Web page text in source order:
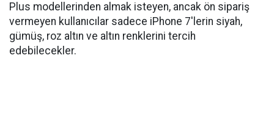
Plus modellerinden almak isteyen, ancak ön sipariş
vermeyen kullanıcılar sadece iPhone 7'lerin siyah,
gümüş, roz altın ve altın renklerini tercih
edebilecekler.